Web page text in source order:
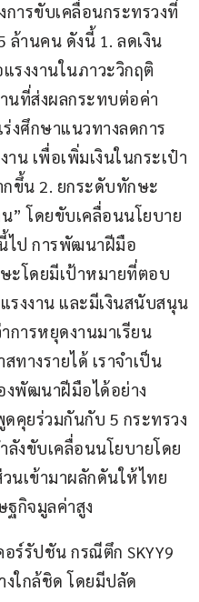
ารขับเคลื่อนกระทรวงที่
ล้านคน ดังนี้ 1. ลดเงิน
รงงานในภาวะวิกฤติ
นที่ส่งผลกระทบต่อค่า
งศึกษาแนวทางลดการ
น เพื่อเพิ่มเงินในกระเป๋า
ขึ้น 2. ยกระดับทักษะ
น” โดยขับเคลื่อนนโยบาย
ไป การพัฒนาฝีมือ
ะโดยมีเป้าหมายที่ตอบ
รงงาน และมีเงินสนับสนุน
การหยุดงานมาเรียน
ทางรายได้ เราจำเป็น
งพัฒนาฝีมือได้อย่าง
คุยร่วมกันกับ 5 กระทรวง
ลังขับเคลื่อนนโยบายโดย
นเข้ามาผลักดันให้ไทย
ฐกิจมูลค่าสูง
อร์รัปชัน กรณีตึก SKYY9
ใกล้ชิด โดยมีปลัด